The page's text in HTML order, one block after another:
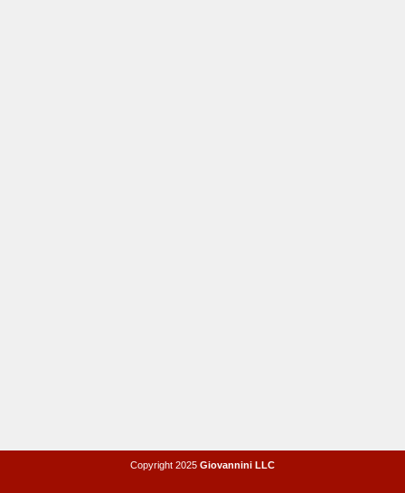
Copyright 2025 Giovannini LLC